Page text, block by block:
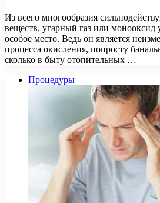
Из всего многообразия
веществ, угарный газ или монооксид
особое место. Ведь он является
процесса окисления, попросту
сколько в быту отопительных …
Процедуры